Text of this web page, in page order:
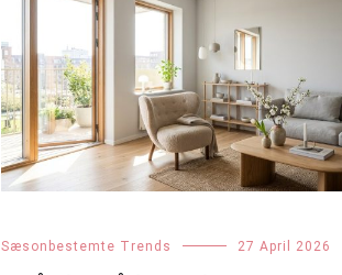
Sæsonbestemte Trends 27 April 2026